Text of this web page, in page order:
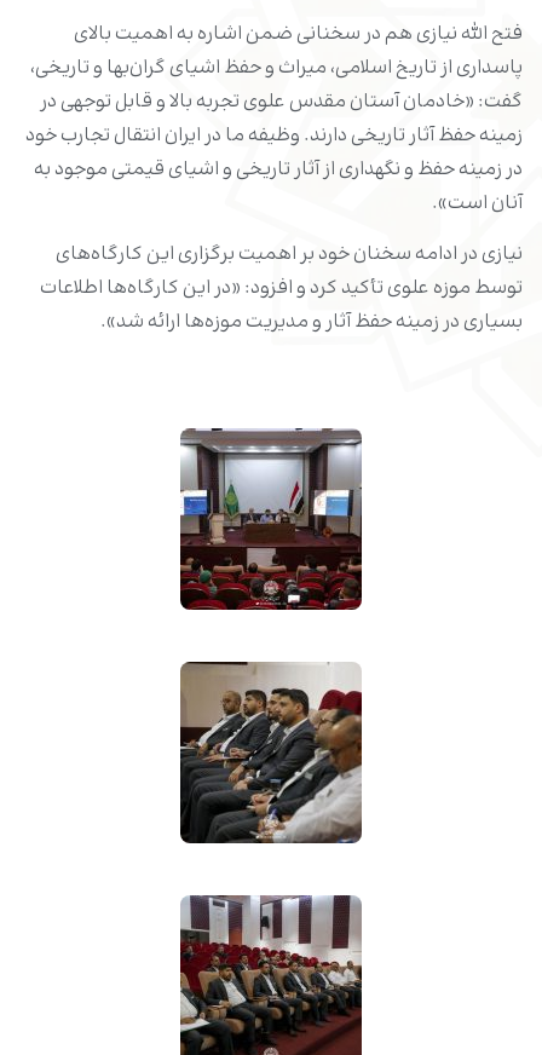
فتح الله نیازی هم در سخنانی ضمن اشاره به اهمیت بالای
پاسداری از تاریخ اسلامی، میراث و حفظ اشیای گران‌بها و تاریخی،
گفت: «خادمان آستان مقدس علوی تجربه بالا و قابل توجهی در
زمینه حفظ آثار تاریخی دارند. وظیفه ما در ایران انتقال تجارب خود
در زمینه حفظ و نگهداری از آثار تاریخی و اشیای قیمتی موجود به
آنان است».
نیازی در ادامه سخنان خود بر اهمیت برگزاری این کارگاه‌های
توسط موزه علوی تأکید کرد و افزود: «در این کارگاه‌ها اطلاعات
بسیاری در زمینه حفظ آثار و مدیریت موزه‌ها ارائه شد».